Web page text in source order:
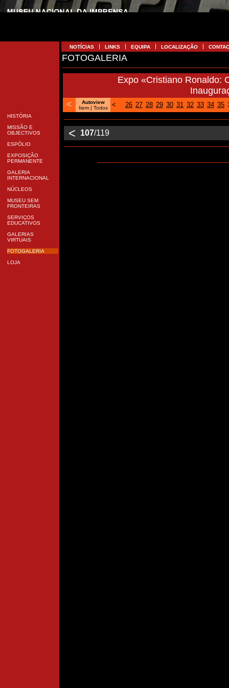
HISTÓRIA
MISSÃO E
OBJECTIVOS
ESPÓLIO
EXPOSIÇÃO
PERMANENTE
GALERIA
INTERNACIONAL
NÚCLEOS
MUSEU SEM
FRONTEIRAS
SERVIÇOS
EDUCATIVOS
GALERIAS
VIRTUAIS
FOTOGALERIA
LOJA
NOTÍCIAS LINKS EQUIPA LOCALIZAÇÃO
FOTOGALERIA
Expo «Cristiano Ronaldo:
<
Autoview
Item| Todos < 26 27 28 29 30 31 32 33 34 35
< 107/119